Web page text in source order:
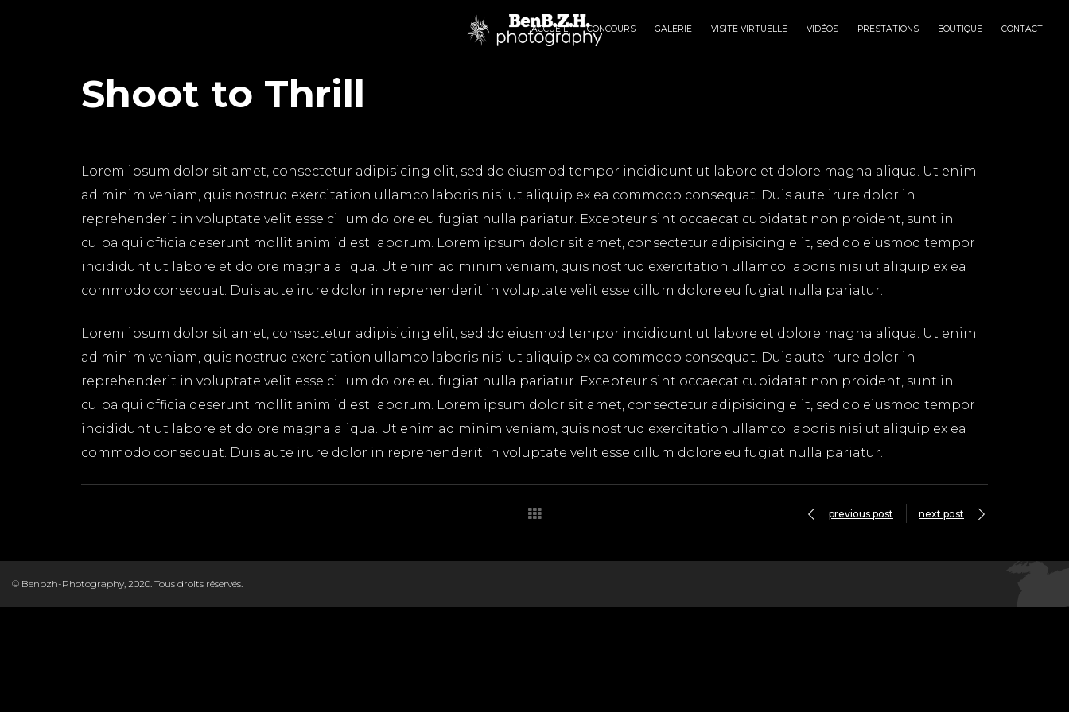
ACCUEIL CONCOURS GALERIE VISITE VIRTUELLE VIDÉOS PRESTATIONS BOUTIQUE CONTACT
Shoot to Thrill
Lorem ipsum dolor sit amet, consectetur adipisicing elit, sed do eiusmod tempor incididunt ut labore et dolore magna aliqua. Ut enim
ad minim veniam, quis nostrud exercitation ullamco laboris nisi ut aliquip ex ea commodo consequat. Duis aute irure dolor in
reprehenderit in voluptate velit esse cillum dolore eu fugiat nulla pariatur. Excepteur sint occaecat cupidatat non proident, sunt in
culpa qui officia deserunt mollit anim id est laborum. Lorem ipsum dolor sit amet, consectetur adipisicing elit, sed do eiusmod tempor
incididunt ut labore et dolore magna aliqua. Ut enim ad minim veniam, quis nostrud exercitation ullamco laboris nisi ut aliquip ex ea
commodo consequat. Duis aute irure dolor in reprehenderit in voluptate velit esse cillum dolore eu fugiat nulla pariatur.
Lorem ipsum dolor sit amet, consectetur adipisicing elit, sed do eiusmod tempor incididunt ut labore et dolore magna aliqua. Ut enim
ad minim veniam, quis nostrud exercitation ullamco laboris nisi ut aliquip ex ea commodo consequat. Duis aute irure dolor in
reprehenderit in voluptate velit esse cillum dolore eu fugiat nulla pariatur. Excepteur sint occaecat cupidatat non proident, sunt in
culpa qui officia deserunt mollit anim id est laborum. Lorem ipsum dolor sit amet, consectetur adipisicing elit, sed do eiusmod tempor
incididunt ut labore et dolore magna aliqua. Ut enim ad minim veniam, quis nostrud exercitation ullamco laboris nisi ut aliquip ex ea
commodo consequat. Duis aute irure dolor in reprehenderit in voluptate velit esse cillum dolore eu fugiat nulla pariatur.
previous post next post
© Benbzh-Photography, 2020. Tous droits réservés.